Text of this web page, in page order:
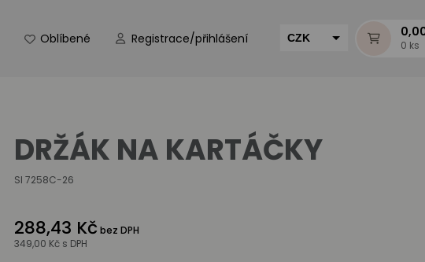
Oblíbené Registrace/přihlášení CZK
0 ks
DRŽÁK NA KARTÁČKY
SI 7258C-26
288,43 Kč bez DPH
349,00 Kč s DPH